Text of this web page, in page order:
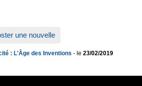
une nouvelle
: L'Âge des Inventions - le 23/02/2019